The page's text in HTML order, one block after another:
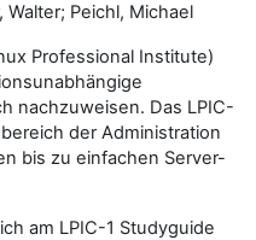
Walter; Peichl, Michael
Professional Institute)
nachzuweisen. Das LPIC-
der Administration
bis zu einfachen Server-
am LPIC-1 Studyguide